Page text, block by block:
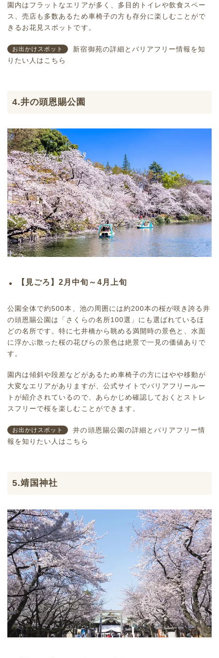
園内はフラットなエリアが多く、多目的トイレや飲食スペー
ス、売店も多数あるため車椅子の方も存分に楽しむことがで
きるお花見スポットです。
お出かけスポット
新宿御苑の詳細とバリアフリー情報を知
りたい人はこちら
4.井の頭恩賜公園
【見ごろ】2月中旬～4月上旬
公園全体で約500本、池の周囲には約200本の桜が咲き誇る井
の頭恩賜公園は「さくらの名所100選」にも選ばれているほ
どの名所です。特に七井橋から眺める満開時の景色と、水面
に浮かぶ散った桜の花びらの景色は絶景で一見の価値ありで
す。
園内は傾斜や段差などがあるため車椅子の方にはやや移動が
大変なエリアがありますが、公式サイトでバリアフリールー
トが紹介されているので、あらかじめ確認しておくとストレ
スフリーで桜を楽しむことができます。
お出かけスポット
井の頭恩賜公園の詳細とバリアフリー情
報を知りたい人はこちら
5.靖国神社